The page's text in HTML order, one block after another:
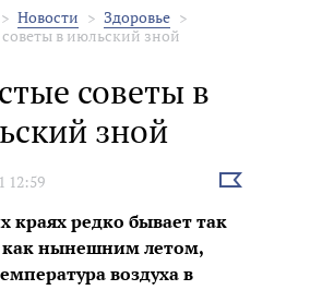
Новости
Здоровье
в июльский зной
советы в
зной
12:59
Выбрать
краях редко бывает так
нынешним летом,
воздуха в